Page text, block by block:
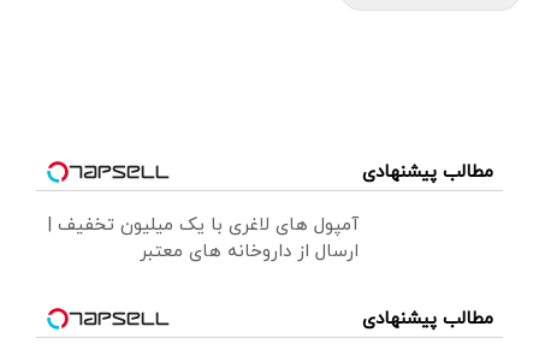
مطالب پیشنهادی
آمپول های لاغری با یک میلیون تخفیف |
ارسال از داروخانه های معتبر
مطالب پیشنهادی